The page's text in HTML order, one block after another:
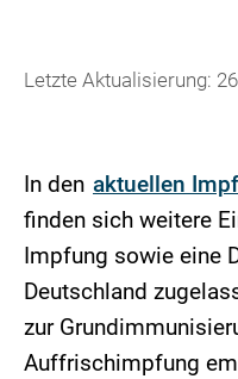
Letzte Aktualisierung:
In den aktuellen
finden sich weitere
Impfung sowie eine
Deutschland
zur
Auffrischimpfung